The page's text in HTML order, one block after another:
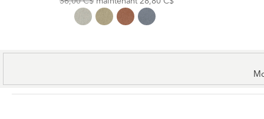
Price:
Price: